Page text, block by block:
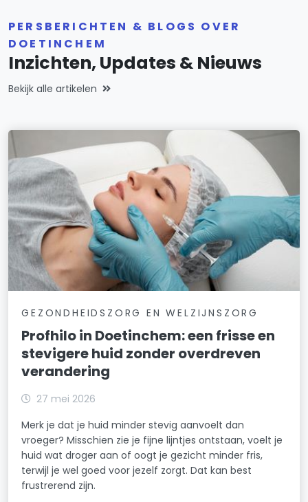
PERSBERICHTEN & BLOGS OVER
DOETINCHEM
Inzichten, Updates & Nieuws
Bekijk alle artikelen
GEZONDHEIDSZORG EN WELZIJNSZORG
Profhilo in Doetinchem: een frisse en
stevigere huid zonder overdreven
verandering
27 mei 2026
Merk je dat je huid minder stevig aanvoelt dan
vroeger? Misschien zie je fijne lijntjes ontstaan, voelt je
huid wat droger aan of oogt je gezicht minder fris,
terwijl je wel goed voor jezelf zorgt. Dat kan best
frustrerend zijn.